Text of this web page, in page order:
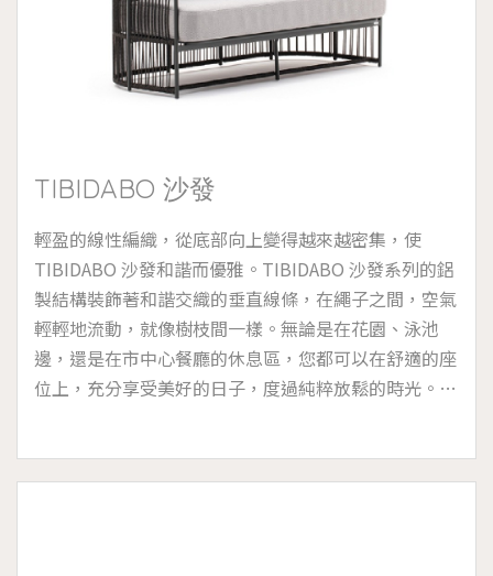
TIBIDABO 沙發
輕盈的線性編織，從底部向上變得越來越密集，使
TIBIDABO 沙發和諧而優雅。TIBIDABO 沙發系列的鋁
製結構裝飾著和諧交織的垂直線條，在繩子之間，空氣
輕輕地流動，就像樹枝間一樣。無論是在花園、泳池
邊，還是在市中心餐廳的休息區，您都可以在舒適的座
位上，充分享受美好的日子，度過純粹放鬆的時光。
適宜於海洋高濕度的鹽霧環境和存在氯的池畔，可拆卸